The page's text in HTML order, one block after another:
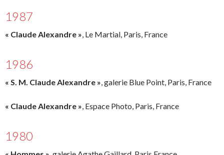
1987
« Claude Alexandre », Le Martial, Paris, France
1986
« S. M. Claude Alexandre », galerie Blue Point, Paris, France
« Claude Alexandre », Espace Photo, Paris, France
1980